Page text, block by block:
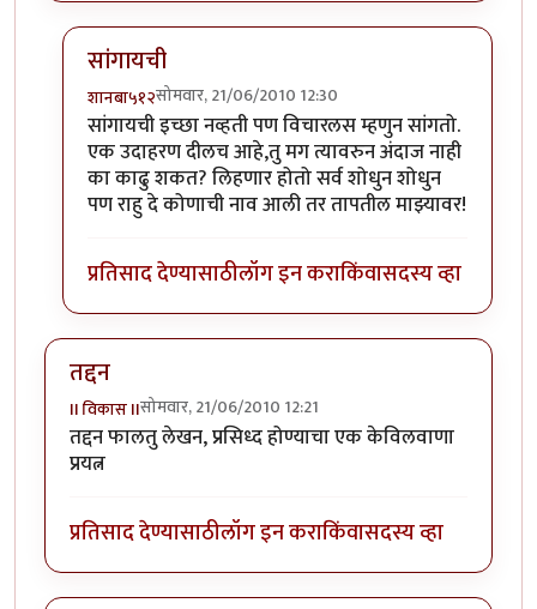
सांगायची
शानबा५१२सोमवार, 21/06/2010 12:30
In reply toशानबा नेमके काय ते सांगना.byवेताळ
सांगायची इच्छा नव्हती पण विचारलस म्हणुन सांगतो.
एक उदाहरण दीलच आहे,तु मग त्यावरुन अंदाज नाही
का काढु शकत? लिहणार होतो सर्व शोधुन शोधुन
पण राहु दे कोणाची नाव आली तर तापतील माझ्यावर!
प्रतिसाद देण्यासाठीलॉग इन कराकिंवासदस्य व्हा
तद्दन
II विकास IIसोमवार, 21/06/2010 12:21
तद्दन फालतु लेखन, प्रसिध्द होण्याचा एक केविलवाणा
प्रयत्न
प्रतिसाद देण्यासाठीलॉग इन कराकिंवासदस्य व्हा